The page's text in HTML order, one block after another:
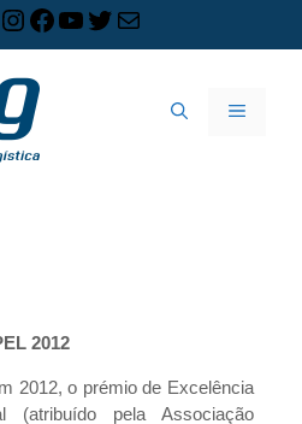
2012
2012, o prémio de Excelência
(atribuído pela Associação